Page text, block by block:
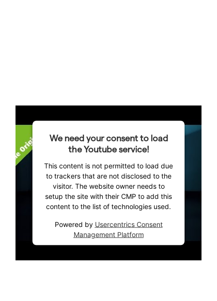
We need your consent to load
the Youtube service!
This content is not permitted to load due
to trackers that are not disclosed to the
visitor. The website owner needs to
setup the site with their CMP to add this
content to the list of technologies used.
Powered by Usercentrics Consent
Management Platform